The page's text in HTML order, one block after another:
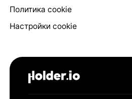
Политика cookie
Настройки cookie